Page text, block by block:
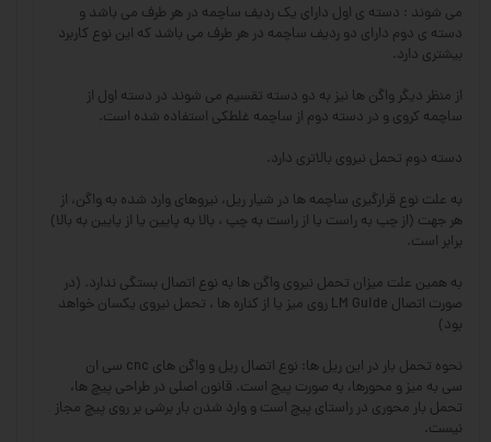
می شوند : دسته ی اول دارای یک ردیف ساچمه در هر طرف می باشد و
دسته ی دوم دارای دو ردیف ساچمه در هر طرف می باشد که این نوع کاربرد
بیشتری دارد.
از منظر دیگر واگن ها نیز به دو دسته تقسیم می شوند در دسته اول از
ساچمه کروی و در دسته دوم از ساچمه غلطکی استفاده شده است.
دسته دوم تحمل نیروی بالاتری دارد.
به علت نوع قرارگیری ساچمه ها در شیار ریل، نیروهای وارد شده به واگن، از
هر جهت (از چپ به راست یا از راست به چپ ، بالا به پایین یا از پایین به بالا)
برابر است.
به همین علت میزان تحمل نیروی واگن ها به نوع اتصال بستگی ندارد. (در
صورت اتصال LM Guide روی میز یا از کناره ها ، تحمل نیروی یکسان خواهد
بود)
نحوه تحمل بار در این ریل ها: نوع اتصال ریل و واگن های cnc سی ان
سی به میز و محورها، به صورت پیچ است. قانون اصلی در طراحی پیچ ها،
تحمل بار محوری در راستای پیچ است و وارد شدن بار برشی بر روی پیچ مجاز
نیست.